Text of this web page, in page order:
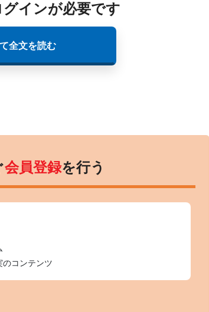
インが必要です
全文を読む
会員登録を行う
コンテンツ